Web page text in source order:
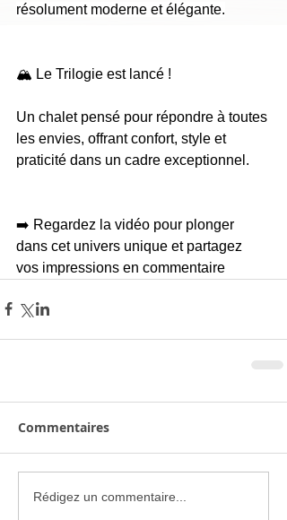
résolument moderne et élégante.
🏔️ Le Trilogie est lancé !
Un chalet pensé pour répondre à toutes
les envies, offrant confort, style et
praticité dans un cadre exceptionnel.
➡️ Regardez la vidéo pour plonger
dans cet univers unique et partagez
vos impressions en commentaire
Commentaires
Rédigez un commentaire...